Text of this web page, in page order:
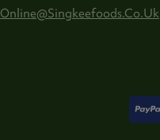
Online@singkeefoods.co.uk